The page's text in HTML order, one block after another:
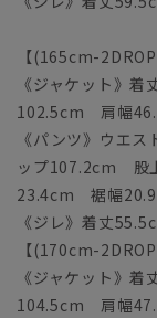
【(165cm-
《ジャケット》
102.5cm 肩幅
《パンツ》ウエ
ップ107.2cm
23.4cm 裾幅
《ジレ》着丈
【(170cm-
《ジャケット》
104.5cm 肩幅